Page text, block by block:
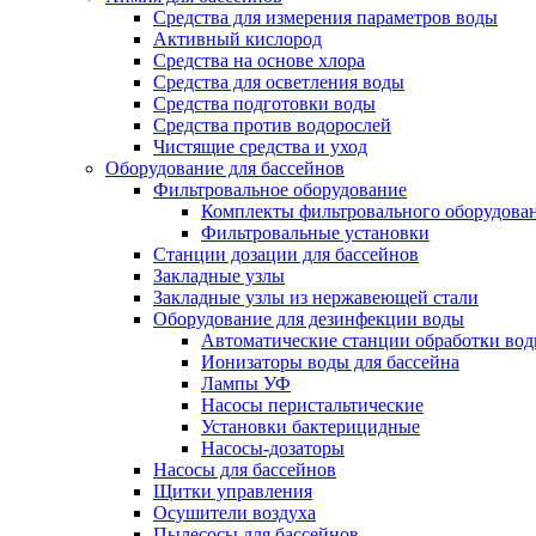
Средства для измерения параметров воды
Активный кислород
Средства на основе хлора
Средства для осветления воды
Средства подготовки воды
Средства против водорослей
Чистящие средства и уход
Оборудование для бассейнов
Фильтровальное оборудование
Комплекты фильтровального
Фильтровальные установки
Станции дозации для бассейнов
Закладные узлы
Закладные узлы из нержавеющей стали
Оборудование для дезинфекции воды
Автоматические станции обработки
Ионизаторы воды для бассейна
Лампы УФ
Насосы перистальтические
Установки бактерицидные
Насосы-дозаторы
Насосы для бассейнов
Щитки управления
Осушители воздуха